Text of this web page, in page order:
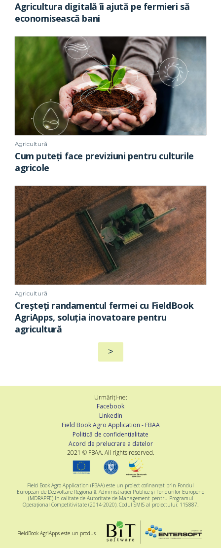
Agricultura digitală îi ajută pe fermieri să
economisească bani
Agricultură
Cum puteți face previziuni pentru culturile
agricole
Agricultură
Creșteți randamentul fermei cu FieldBook
AgriApps, soluția inovatoare pentru
agricultură
>
Urmăriți-ne:
Facebook
LinkedIn
Field Book Agro Application - FBAA
Politică de confidențialitate
Acord de prelucrare a datelor
2021 © FBAA. All rights reserved.
Field Book Agro Application (FBAA) este un proiect cofinanțat prin Fondul
European de Dezvoltare Regională, Administrației Publice și Fondurilor Europene
(MDRAPFE) în calitate de Autoritate de Management pentru Programul
Operațional Competitivitate (2014-2020). Codul SMIS al proiectului: 115887.
FieldBook AgriApps este un produs